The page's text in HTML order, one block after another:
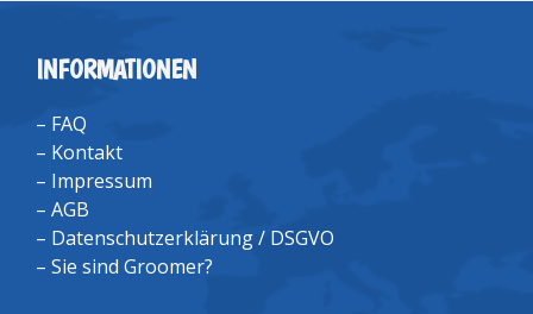
INFORMATIONEN
– FAQ
– Kontakt
– Impressum
– AGB
– Datenschutzerklärung / DSGVO
– Sie sind Groomer?